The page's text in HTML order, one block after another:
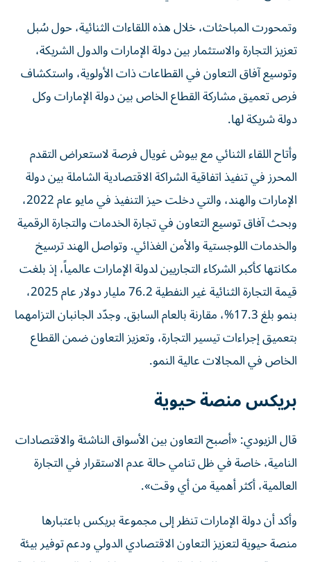
وتمحورت المباحثات، خلال هذه اللقاءات الثنائية، حول سُبل
تعزيز التجارة والاستثمار بين دولة الإمارات والدول الشريكة،
وتوسيع آفاق التعاون في القطاعات ذات الأولوية، واستكشاف
فرص تعميق مشاركة القطاع الخاص بين دولة الإمارات وكل
دولة شريكة لها.
وأتاح اللقاء الثنائي مع بيوش غويال فرصة لاستعراض التقدم
المحرز في تنفيذ اتفاقية الشراكة الاقتصادية الشاملة بين دولة
الإمارات والهند، والتي دخلت حيز التنفيذ في مايو عام 2022،
وبحث آفاق توسيع التعاون في تجارة الخدمات والتجارة الرقمية
والخدمات اللوجستية والأمن الغذائي. وتواصل الهند ترسيخ
مكانتها كأكبر الشركاء التجاريين لدولة الإمارات عالمياً، إذ بلغت
قيمة التجارة الثنائية غير النفطية 76.2 مليار دولار عام 2025،
بنمو بلغ 17.3%، مقارنة بالعام السابق. وجدّد الجانبان التزامهما
بتعميق إجراءات تيسير التجارة، وتعزيز التعاون ضمن القطاع
الخاص في المجالات عالية النمو.
بريكس منصة حيوية
قال الزيودي: «أصبح التعاون بين الأسواق الناشئة والاقتصادات
النامية، خاصة في ظل تنامي حالة عدم الاستقرار في التجارة
العالمية، أكثر أهمية من أي وقت».
وأكد أن دولة الإمارات تنظر إلى مجموعة بريكس باعتبارها
منصة حيوية لتعزيز التعاون الاقتصادي الدولي ودعم توفير بيئة